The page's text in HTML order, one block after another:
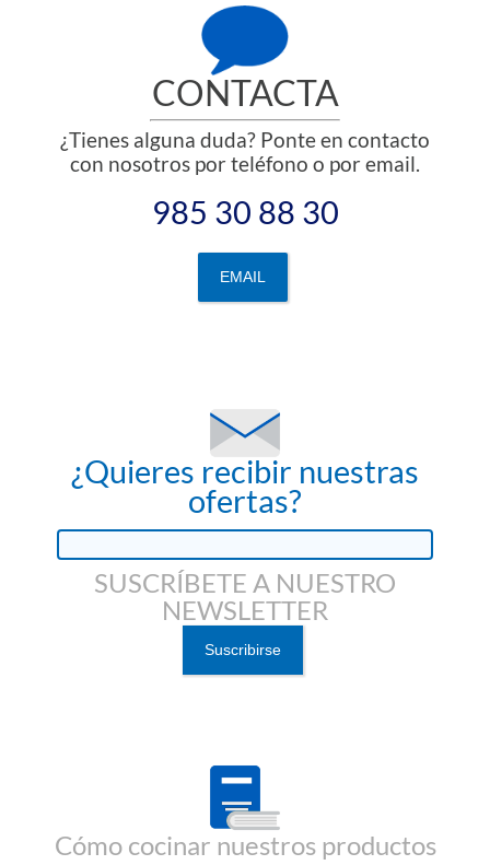
CONTACTA
¿Tienes alguna duda? Ponte en contacto
con nosotros por teléfono o por email.
985 30 88 30
EMAIL
¿Quieres recibir nuestras
ofertas?
SUSCRÍBETE A NUESTRO
NEWSLETTER
Cómo cocinar nuestros productos